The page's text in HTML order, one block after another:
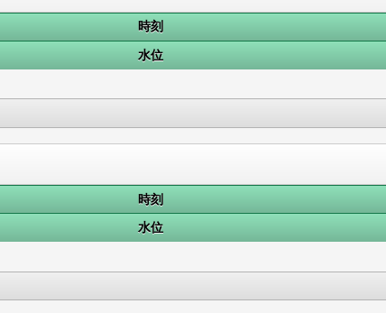
時刻
水位
時刻
水位